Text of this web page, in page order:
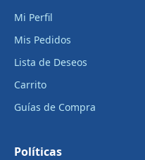
Mi Perfil
Mis Pedidos
Lista de Deseos
Carrito
Guías de Compra
Políticas